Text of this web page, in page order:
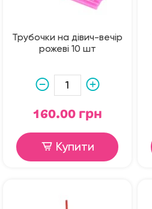
Трубочки на дівич-вечір
рожеві 10 шт
160.00 грн
Купити